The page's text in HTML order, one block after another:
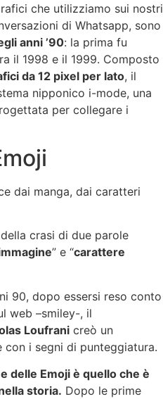
che utilizziamo sui nostri
di Whatsapp, sono
anni ’90: la prima fu
il 1998 e il 1999. Composto
da 12 pixel per lato, il
nipponico i-mode, una
per collegare i
dai manga, dai caratteri
crasi di due parole
” e “carattere
90, dopo essersi reso conto
web –smiley-, il
Loufrani creò un
i segni di punteggiatura.
delle Emoji è quello che è
storia. Dopo le prime